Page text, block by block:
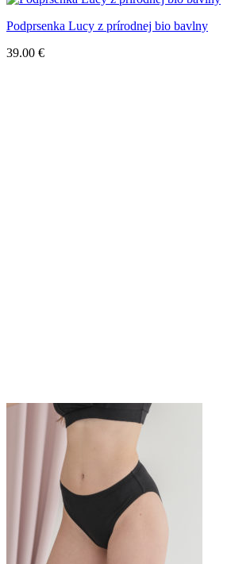
Podprsenka Lucy z prírodnej bio bavlny
39.00 €